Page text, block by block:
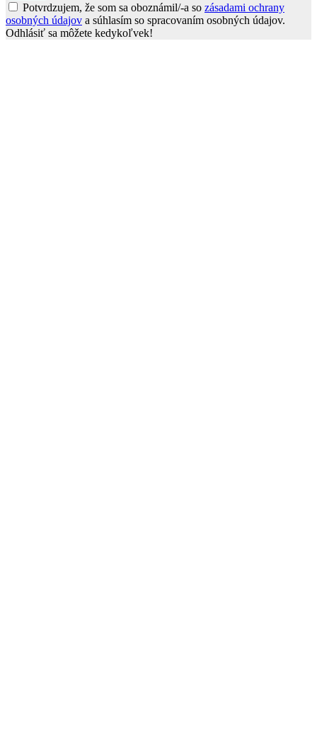
Potvrdzujem, že som sa oboznámil/-a so zásadami ochrany
osobných údajov a súhlasím so spracovaním osobných údajov.
Odhlásiť sa môžete kedykoľvek!